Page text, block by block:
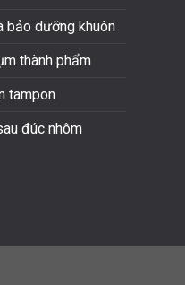
bảo dưỡng khuôn
thành phẩm
tampon
đúc nhôm